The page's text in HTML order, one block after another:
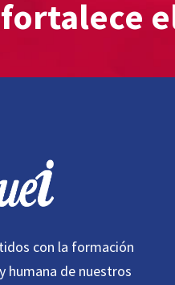
con la formación
humana de nuestros